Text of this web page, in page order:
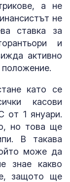
а не
не
ставка за
и
активно
като се
касови
от 1 януари.
но това ще
В такава
може да
знае какво
защото ще